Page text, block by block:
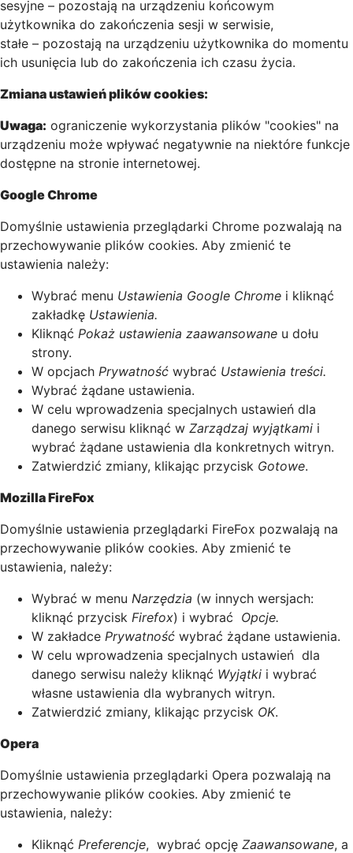
sesyjne – pozostają na urządzeniu końcowym
użytkownika do zakończenia sesji w serwisie,
stałe – pozostają na urządzeniu użytkownika do momentu
ich usunięcia lub do zakończenia ich czasu życia.
Zmiana ustawień plików cookies:
Uwaga: ograniczenie wykorzystania plików "cookies" na
urządzeniu może wpływać negatywnie na niektóre funkcje
dostępne na stronie internetowej.
Google Chrome
Domyślnie ustawienia przeglądarki Chrome pozwalają na
przechowywanie plików cookies. Aby zmienić te
ustawienia należy:
Wybrać menu Ustawienia Google Chrome i kliknąć
zakładkę Ustawienia.
Kliknąć Pokaż ustawienia zaawansowane u dołu
strony.
W opcjach Prywatność wybrać Ustawienia treści.
Wybrać żądane ustawienia.
W celu wprowadzenia specjalnych ustawień dla
danego serwisu kliknąć w Zarządzaj wyjątkami i
wybrać żądane ustawienia dla konkretnych witryn.
Zatwierdzić zmiany, klikając przycisk Gotowe.
Mozilla FireFox
Domyślnie ustawienia przeglądarki FireFox pozwalają na
przechowywanie plików cookies. Aby zmienić te
ustawienia, należy:
Wybrać w menu Narzędzia (w innych wersjach:
kliknąć przycisk Firefox) i wybrać Opcje.
W zakładce Prywatność wybrać żądane ustawienia.
W celu wprowadzenia specjalnych ustawień dla
danego serwisu należy kliknąć Wyjątki i wybrać
własne ustawienia dla wybranych witryn.
Zatwierdzić zmiany, klikając przycisk OK.
Opera
Domyślnie ustawienia przeglądarki Opera pozwalają na
przechowywanie plików cookies. Aby zmienić te
ustawienia, należy:
Kliknąć Preferencje, wybrać opcję Zaawansowane, a